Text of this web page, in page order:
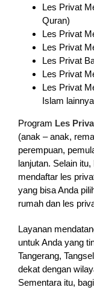
Les Privat
Quran)
Les Privat
Les Privat
Les Privat
Les Privat
Les Privat
Islam
Program Les
(anak – anak,
perempuan,
lanjutan. Selain
mendaftar les
yang bisa Anda
rumah dan les
Layanan
untuk Anda yang
Tangerang,
dekat dengan
Sementara itu,